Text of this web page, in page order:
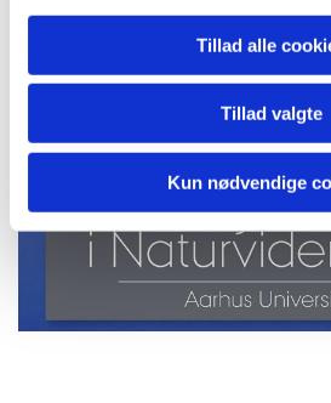
Tillad alle
Tillad valgte
Kun nødvendige